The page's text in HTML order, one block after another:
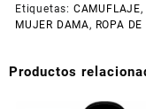
Etiquetas: CAMUFLAJE,
MUJER DAMA, ROPA
Productos